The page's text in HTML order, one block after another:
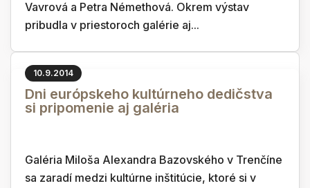
Vavrová a Petra Némethová. Okrem výstav
pribudla v priestoroch galérie aj...
10.9.2014
Dni európskeho kultúrneho dedičstva
si pripomenie aj galéria
Galéria Miloša Alexandra Bazovského v Trenčíne
sa zaradí medzi kultúrne inštitúcie, ktoré si v